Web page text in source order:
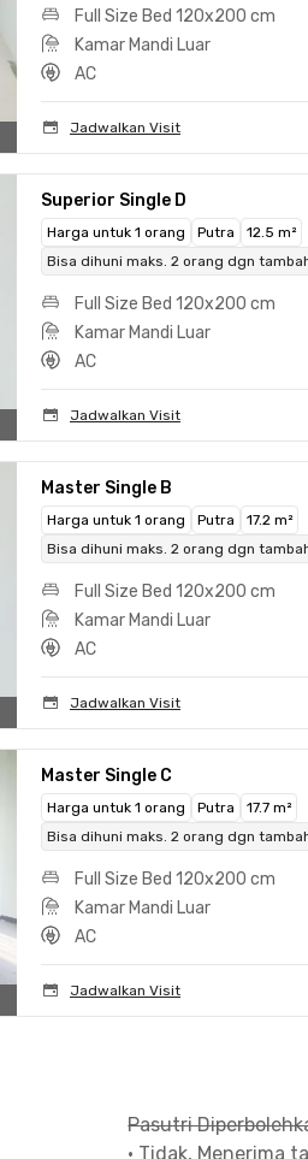
Full Size Bed 120x200 cm
Kamar Mandi Luar
AC
Jadwalkan Visit
Superior Single D
Harga untuk 1 orang Putra
12.5 m²
Bisa dihuni maks. 2 orang dgn
Full Size Bed 120x200 cm
Kamar Mandi Luar
AC
Jadwalkan Visit
Master Single B
Harga untuk 1 orang Putra
17.2 m²
Bisa dihuni maks. 2 orang dgn
Full Size Bed 120x200 cm
Kamar Mandi Luar
AC
Jadwalkan Visit
Master Single C
Harga untuk 1 orang Putra
17.7 m²
Bisa dihuni maks. 2 orang dgn
Full Size Bed 120x200 cm
Kamar Mandi Luar
AC
Jadwalkan Visit
Pasutri
• Tidak, Menerima